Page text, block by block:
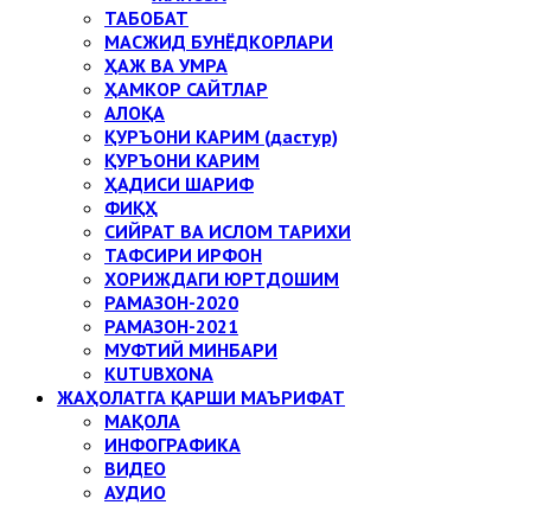
ТАБОБАТ
МАСЖИД БУНЁДКОРЛАРИ
ҲАЖ ВА УМРА
ҲАМКОР САЙТЛАР
АЛОҚА
ҚУРЪОНИ КАРИМ (дастур)
ҚУРЪОНИ КАРИМ
ҲАДИСИ ШАРИФ
ФИҚҲ
СИЙРАТ ВА ИСЛОМ ТАРИХИ
ТАФСИРИ ИРФОН
ХОРИЖДАГИ ЮРТДОШИМ
РАМАЗОН-2020
РАМАЗОН-2021
МУФТИЙ МИНБАРИ
KUTUBXONA
ЖАҲОЛАТГА ҚАРШИ МАЪРИФАТ
МАҚОЛА
ИНФОГРАФИКА
ВИДЕО
АУДИО